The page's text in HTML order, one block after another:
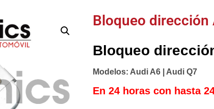
Bloqueo dirección
Bloqueo
Modelos: Audi A6 | Audi Q7
En 24 horas con hasta